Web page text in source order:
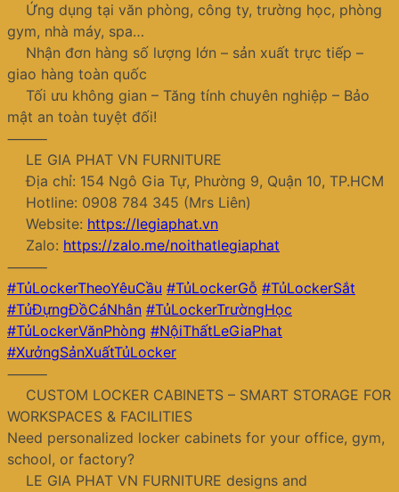
Ứng dụng tại văn phòng, công ty, trường học, phòng
gym, nhà máy, spa…
Nhận đơn hàng số lượng lớn – sản xuất trực tiếp –
giao hàng toàn quốc
Tối ưu không gian – Tăng tính chuyên nghiệp – Bảo
mật an toàn tuyệt đối!
⸻
LE GIA PHAT VN FURNITURE
Địa chỉ: 154 Ngô Gia Tự, Phường 9, Quận 10, TP.HCM
Hotline: 0908 784 345 (Mrs Liên)
Website: https://legiaphat.vn
Zalo: https://zalo.me/noithatlegiaphat
⸻
#TủLockerTheoYêuCầu #TủLockerGỗ #TủLockerSắt
#TủĐựngĐồCáNhân #TủLockerTrườngHọc
#TủLockerVănPhòng #NộiThấtLeGiaPhat
#XưởngSảnXuấtTủLocker
⸻
CUSTOM LOCKER CABINETS – SMART STORAGE FOR
WORKSPACES & FACILITIES
Need personalized locker cabinets for your office, gym,
school, or factory?
LE GIA PHAT VN FURNITURE designs and